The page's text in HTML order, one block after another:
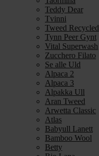
Teddy Dear
Tvinni
Tweed Recycled
Tynn Peer Gynt
Vital Superwash
Zucchero Filato
Se alle Uld
Alpaca 2
Alpaca 3
Alpakka Ull
Aran Tweed
Arwetta Classic
Atlas
Babyull Lanett
Bamboo Wool
Betty